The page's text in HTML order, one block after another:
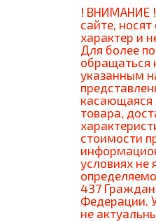
! ВНИМАНИЕ !
сайте,
характер и
Для более
обращаться
указанным
касающаяся
товара,
стоимости
условиях не
437
Федерации.
не